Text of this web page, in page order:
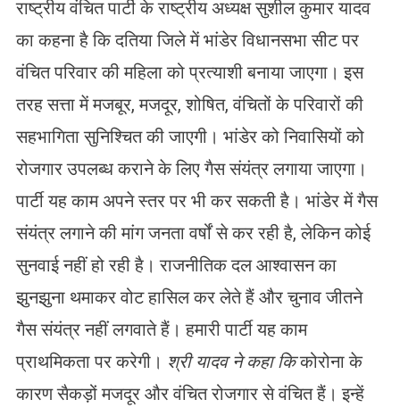
राष्ट्रीय वंचित पार्टी के राष्ट्रीय अध्यक्ष सुशील कुमार यादव
का कहना है कि दतिया जिले में भांडेर विधानसभा सीट पर
वंचित परिवार की महिला को प्रत्याशी बनाया जाएगा। इस
तरह सत्ता में मजबूर, मजदूर, शोषित, वंचितों के परिवारों की
सहभागिता सुनिश्चित की जाएगी। भांडेर को निवासियों को
रोजगार उपलब्ध कराने के लिए गैस संयंत्र लगाया जाएगा।
पार्टी यह काम अपने स्तर पर भी कर सकती है। भांडेर में गैस
संयंत्र लगाने की मांग जनता वर्षों से कर रही है, लेकिन कोई
सुनवाई नहीं हो रही है। राजनीतिक दल आश्वासन का
झुनझुना थमाकर वोट हासिल कर लेते हैं और चुनाव जीतने
गैस संयंत्र नहीं लगवाते हैं। हमारी पार्टी यह काम
प्राथमिकता पर करेगी। श्री यादव ने कहा कि कोरोना के
कारण सैकड़ों मजदूर और वंचित रोजगार से वंचित हैं। इन्हें